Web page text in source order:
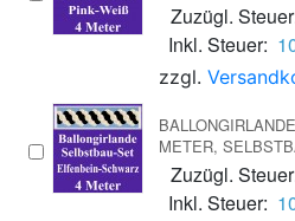
Zuzügl.
Inkl. Steuer:
zzgl.
METER,
Zuzügl.
Inkl. Steuer: